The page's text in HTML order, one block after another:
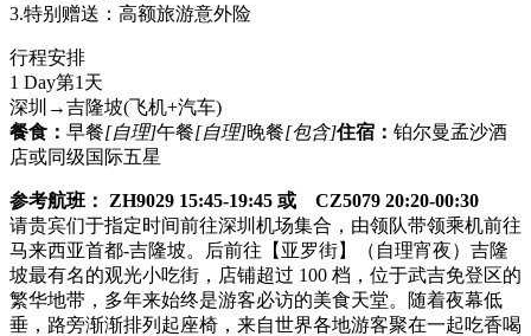
3.特别赠送：高额旅游意外险
行程安排
1 Day第1天
深圳→吉隆坡(飞机+汽车)
餐食： 早餐[自理]午餐[自理]晚餐[包含]住宿： 铂尔曼孟沙酒
店或同级国际五星
参考航班： ZH9029 15:45-19:45 或 CZ5079 20:20-00:30
请贵宾们于指定时间前往深圳机场集合，由领队带领乘机前往
马来西亚首都-吉隆坡。后前往【亚罗街】（自理宵夜）吉隆
坡最有名的观光小吃街，店铺超过 100 档，位于武吉免登区的
繁华地带，多年来始终是游客必访的美食天堂。随着夜幕低
垂，路旁渐渐排列起座椅，来自世界各地游客聚在一起吃香喝